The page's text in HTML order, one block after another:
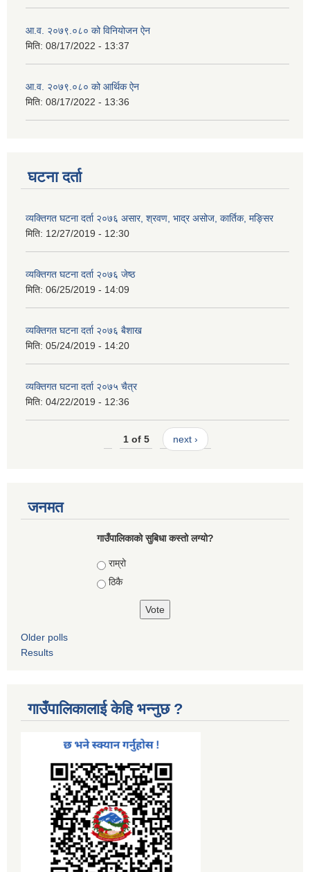
आ.व. २०७९.०८० को विनियोजन ऐन
मिति: 08/17/2022 - 13:37
आ.व. २०७९.०८० को आर्थिक ऐन
मिति: 08/17/2022 - 13:36
घटना दर्ता
व्यक्तिगत घटना दर्ता २०७६ असार, श्रवण, भाद्र असोज, कार्तिक, मङ्सिर
मिति: 12/27/2019 - 12:30
व्यक्तिगत घटना दर्ता २०७६ जेष्ठ
मिति: 06/25/2019 - 14:09
व्यक्तिगत घटना दर्ता २०७६ बैशाख
मिति: 05/24/2019 - 14:20
व्यक्तिगत घटना दर्ता २०७५ चैत्र
मिति: 04/22/2019 - 12:36
1 of 5 next ›
जनमत
गाउँपालिकाको सुबिधा कस्तो लग्यो?
Choices
राम्रो
ठिकै
Older polls
Results
गाउँपालिकालाई केहि भन्नुछ ?